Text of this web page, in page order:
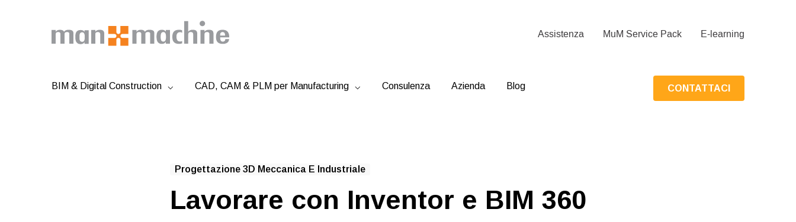
Assistenza MuM Service Pack E-learning
BIM & Digital Construction CAD, CAM & PLM per Manufacturing Consulenza Azienda Blog CONTATTACI
Progettazione 3D Meccanica E Industriale
Lavorare con Inventor e BIM 360